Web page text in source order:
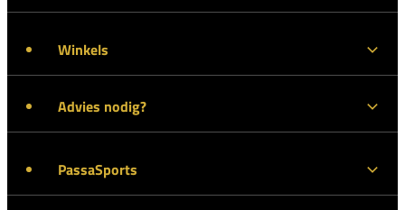
Winkels
Advies nodig?
PassaSports